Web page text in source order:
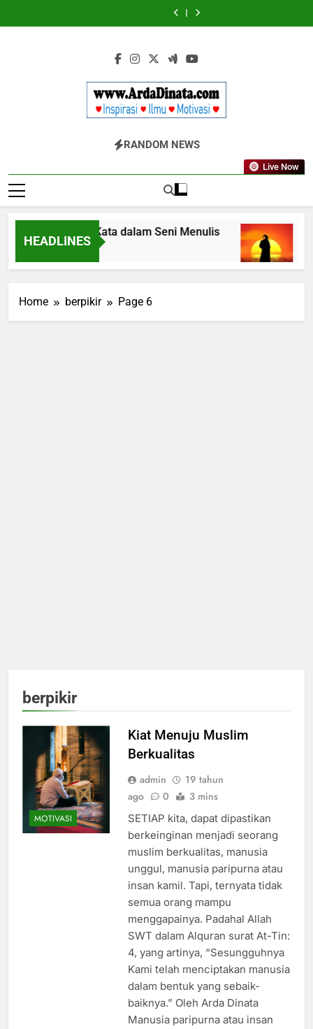
to
Kekinian
EFEKTA
English
for
Adults
Wajib
Diketahui
Kekinian
di
EFEKTA
English
for
Adults
BERDAYA
Inspirasi, Ilmu, Dan Motivasi
RANDOM NEWS
Live Now
HEADLINES
Terbangkan Kata dalam Seni Menulis
3 Tahun Ago
Home berpikir Page 6
berpikir
MOTIVASI
Kiat Menuju Muslim
Berkualitas
admin
19 tahun
ago
0 3 mins
SETIAP kita, dapat dipastikan
berkeinginan menjadi seorang
muslim berkualitas, manusia
unggul, manusia paripurna atau
insan kamil. Tapi, ternyata tidak
semua orang mampu
menggapainya. Padahal Allah
SWT dalam Alquran surat At-Tin:
4, yang artinya, “Sesungguhnya
Kami telah menciptakan manusia
dalam bentuk yang sebaik-
baiknya.” Oleh Arda Dinata
Manusia paripurna atau insan